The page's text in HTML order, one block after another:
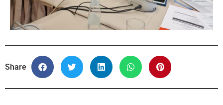
Share